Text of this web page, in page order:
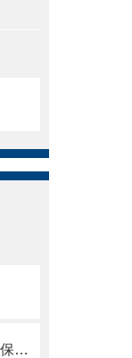
池底快开排泥阀：创新技术助力环保产业